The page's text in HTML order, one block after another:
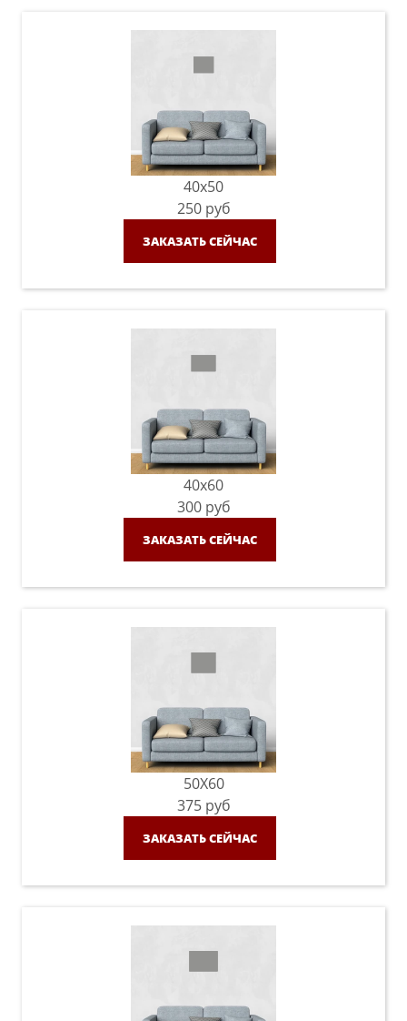
40x50
250 руб
ЗАКАЗАТЬ СЕЙЧАС
40x60
300 руб
ЗАКАЗАТЬ СЕЙЧАС
50X60
375 руб
ЗАКАЗАТЬ СЕЙЧАС